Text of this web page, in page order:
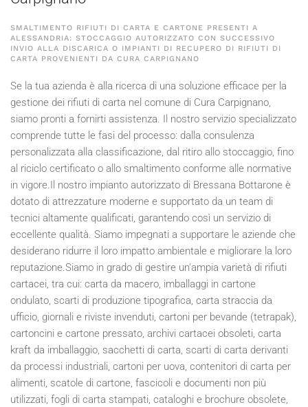
SMALTIMENTO RIFIUTI DI CARTA E CARTONE PRESENTI A
ALESSANDRIA: STOCCAGGIO AUTORIZZATO CON SUCCESSIVO
INVIO ALLA DISCARICA O IMPIANTI DI RECUPERO DI RIFIUTI DI
CARTA PROVENIENTI DA CURA CARPIGNANO
Se la tua azienda è alla ricerca di una soluzione efficace per la
gestione dei rifiuti di carta nel comune di Cura Carpignano,
siamo pronti a fornirti assistenza. Il nostro servizio specializzato
comprende tutte le fasi del processo: dalla consulenza
personalizzata alla classificazione, dal ritiro allo stoccaggio, fino
al riciclo certificato o allo smaltimento conforme alle normative
in vigore.Il nostro impianto autorizzato di Bressana Bottarone è
dotato di attrezzature moderne e supportato da un team di
tecnici altamente qualificati, garantendo così un servizio di
eccellente qualità. Siamo impegnati a supportare le aziende che
desiderano ridurre il loro impatto ambientale e migliorare la loro
reputazione.Siamo in grado di gestire un'ampia varietà di rifiuti
cartacei, tra cui: carta da macero, imballaggi in cartone
ondulato, scarti di produzione tipografica, carta straccia da
ufficio, giornali e riviste invenduti, cartoni per bevande (tetrapak),
cartoncini e cartone pressato, archivi cartacei obsoleti, carta
kraft da imballaggio, sacchetti di carta, scarti di carta derivanti
da processi industriali, cartoni per uova, contenitori di carta per
alimenti, scatole di cartone, fascicoli e documenti non più
utilizzati, fogli di carta stampati, cataloghi e brochure obsolete,